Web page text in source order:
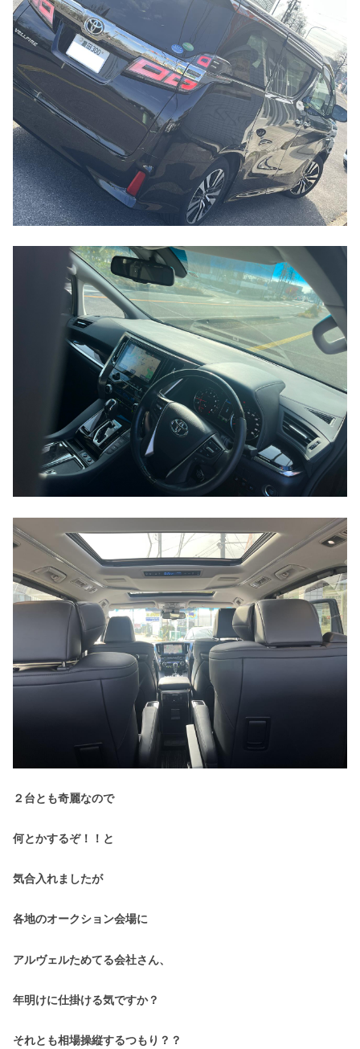
２台とも奇麗なので
何とかするぞ！！と
気合入れましたが
各地のオークション会場に
アルヴェルためてる会社さん、
年明けに仕掛ける気ですか？
それとも相場操縦するつもり？？